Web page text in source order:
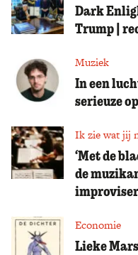
Dark
Trump |
Muziek
In een
serieuze
Ik zie wat jij
‘Met de
de
Economie
Lieke